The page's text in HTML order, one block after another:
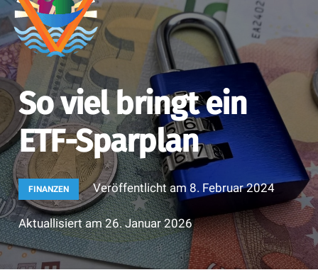
So viel bringt ein
ETF-Sparplan
FINANZEN Veröffentlicht am 8. Februar 2024
Aktuallisiert am26. Januar 2026